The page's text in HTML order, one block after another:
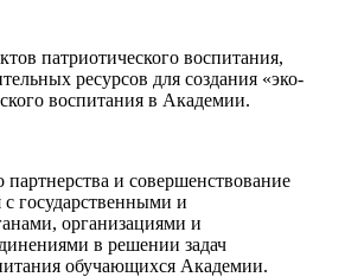
патриотического воспитания,
ресурсов для создания «эко-
воспитания в Академии.
партнерства и совершенствование
государственными и
организациями и
в решении задач
обучающихся Академии.